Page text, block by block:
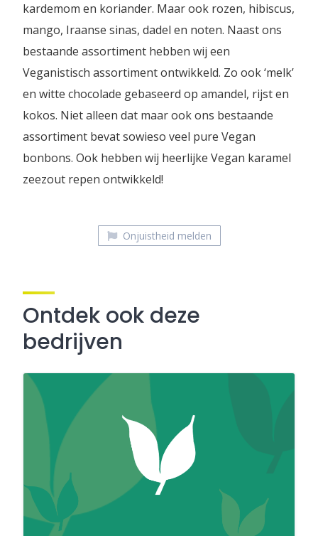
kardemom en koriander. Maar ook rozen, hibiscus,
mango, Iraanse sinas, dadel en noten. Naast ons
bestaande assortiment hebben wij een
Veganistisch assortiment ontwikkeld. Zo ook ‘melk’
en witte chocolade gebaseerd op amandel, rijst en
kokos. Niet alleen dat maar ook ons bestaande
assortiment bevat sowieso veel pure Vegan
bonbons. Ook hebben wij heerlijke Vegan karamel
zeezout repen ontwikkeld!
Onjuistheid melden
Ontdek ook deze
bedrijven